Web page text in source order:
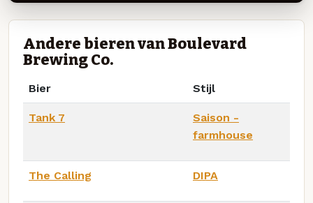
Andere bieren van Boulevard
Brewing Co.
Bier Stijl
Tank 7
Saison -
farmhouse
The Calling DIPA